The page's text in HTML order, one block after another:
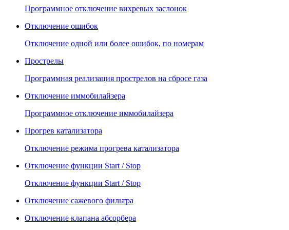
Программное отключение вихревых заслонок
Отключение ошибок
Отключение одной или более ошибок, по номерам
Прострелы
Программная реализация прострелов на сбросе газа
Отключение иммобилайзера
Программное отключение иммобилайзера
Прогрев катализатора
Отключение режима прогрева катализатора
Отключение функции Start / Stop
Отключение функции Start / Stop
Отключение сажевого фильтра
Отключение клапана абсорбера